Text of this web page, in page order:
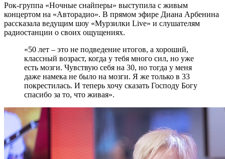
Рок-группа «Ночные снайперы» выступила с живым
концертом на «Авторадио». В прямом эфире Диана Арбенина
рассказала ведущим шоу «Мурзилки Live» и слушателям
радиостанции о своих ощущениях.
«50 лет – это не подведение итогов, а хороший,
классный возраст, когда у тебя много сил, но уже
есть мозги. Чувствую себя на 30, но тогда у меня
даже намека не было на мозги. Я же только в 33
покрестилась. И теперь хочу сказать Господу Богу
спасибо за то, что живая».